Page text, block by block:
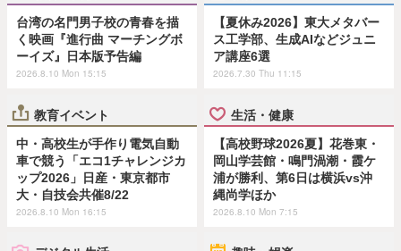
台湾の名門男子校の青春を描
く映画『進行曲 マーチングボ
ーイズ』日本版予告編
2026.8.10 Mon 15:15
【夏休み2026】東大メタバー
ス工学部、生成AIなどジュニ
ア講座6選
2026.7.30 Thu 11:15
教育イベント
中・高校生が手作り電気自動
車で競う「エコ1チャレンジカ
ップ2026」日産・東京都市
大・自技会共催8/22
2026.8.10 Mon 16:15
生活・健康
【高校野球2026夏】花巻東・
岡山学芸館・鳴門渦潮・霞ケ
浦が勝利、第6日は横浜vs沖
縄尚学ほか
2026.8.10 Mon 7:15